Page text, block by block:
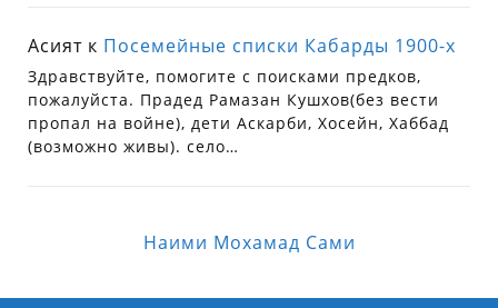
Асият к Посемейные списки Кабарды 1900-х
Здравствуйте, помогите с поисками предков,
пожалуйста. Прадед Рамазан Кушхов(без вести
пропал на войне), дети Аскарби, Хосейн, Хаббад
(возможно живы). село…
Наими Мохамад Сами